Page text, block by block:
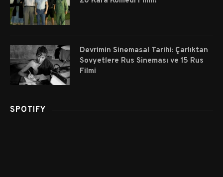
Devrimin Sinemasal Tarihi: Çarlıktan
Sovyetlere Rus Sineması ve 15 Rus
Filmi
SPOTIFY